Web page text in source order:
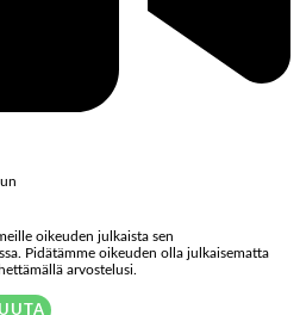
oikeuden julkaista sen
Pidätämme oikeuden olla julkaisematta
arvostelusi.